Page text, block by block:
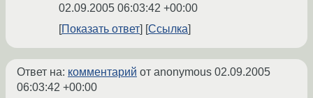
02.09.2005 06:03:42 +00:00
Показать ответ
Ссылка
Ответ на: комментарий от anonymous 02.09.2005
06:03:42 +00:00